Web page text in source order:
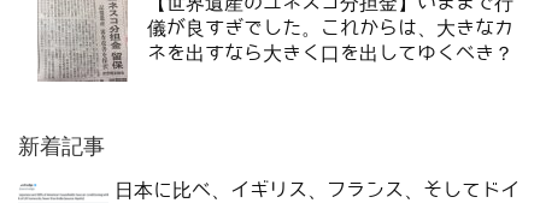
儀が良すぎでした。これからは、大きなカ
ネを出すなら大きく口を出してゆくべき？
新着記事
日本に比べ、イギリス、フランス、そしてドイ